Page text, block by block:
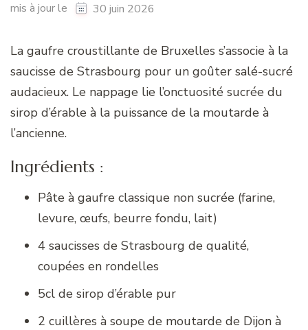
mis à jour le 30 juin 2026
La gaufre croustillante de Bruxelles s’associe à la
saucisse de Strasbourg pour un goûter salé-sucré
audacieux. Le nappage lie l’onctuosité sucrée du
sirop d’érable à la puissance de la moutarde à
l’ancienne.
Ingrédients :
Pâte à gaufre classique non sucrée (farine,
levure, œufs, beurre fondu, lait)
4 saucisses de Strasbourg de qualité,
coupées en rondelles
5cl de sirop d’érable pur
2 cuillères à soupe de moutarde de Dijon à